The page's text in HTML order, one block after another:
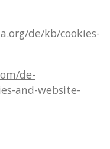
de/kb/cookies-
de-
and-website-